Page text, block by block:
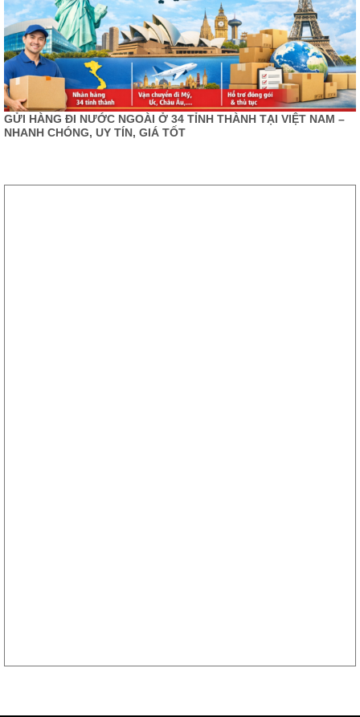
GỬI HÀNG ĐI NƯỚC NGOÀI Ở 34 TỈNH THÀNH TẠI VIỆT NAM –
NHANH CHÓNG, UY TÍN, GIÁ TỐT